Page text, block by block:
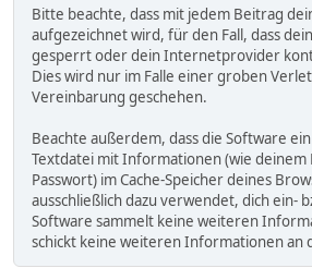
Bitte beachte, dass mit jedem Beitrag
aufgezeichnet wird, für den Fall, dass
gesperrt oder dein Internetprovider
Dies wird nur im Falle einer groben
Vereinbarung geschehen.
Beachte außerdem, dass die Software
Textdatei mit Informationen (wie deinem
Passwort) im Cache-Speicher deines
ausschließlich dazu verwendet, dich ein-
Software sammelt keine weiteren
schickt keine weiteren Informationen an